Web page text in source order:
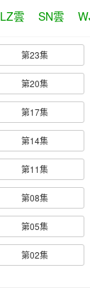
LZ雲 SN雲
第23集
第20集
第17集
第14集
第11集
第08集
第05集
第02集